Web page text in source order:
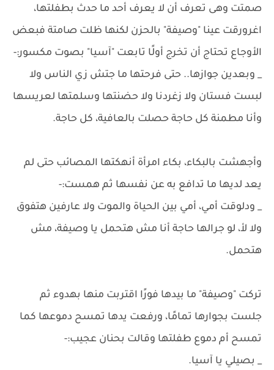
صمتت وهى تعرف أن لا يعرف أحد ما حدث بطفلتها،
اغرورقت عينا "وصيفة" بالحزن لكنها ظلت صامتة فبعض
الأوجاع تحتاج أن تخرج أولًا تابعت "آسيا" بصوت مكسور:-
_ وبعدين جوازها.. حتى فرحتها ما جتش زي الناس ولا
لبست فستان ولا زغردنا ولا حضنتها وسلمتها لعريسها
وأنا مطمنة كل حاجة حصلت بالعافية، كل حاجة.
وأجهشت بالبكاء، بكاء امرأة أنهكتها المصائب حتى لم
يعد لديها ما تدافع به عن نفسها ثم همست:-
_ ودلوقت أمي، أمي بين الحياة والموت ولا عارفين هتفوق
ولا لأ، لو جرالها حاجة أنا مش هتحمل يا وصيفة، مش
هتحمل.
تركت "وصيفة" ما بيدها فورًا اقتربت منها بهدوء ثم
جلست بجوارها تمامًا، ورفعت يدها تمسح دموعها كما
تمسح أم دموع طفلتها وقالت بحنان عجيب:-
_ بصيلي يا آسيا.